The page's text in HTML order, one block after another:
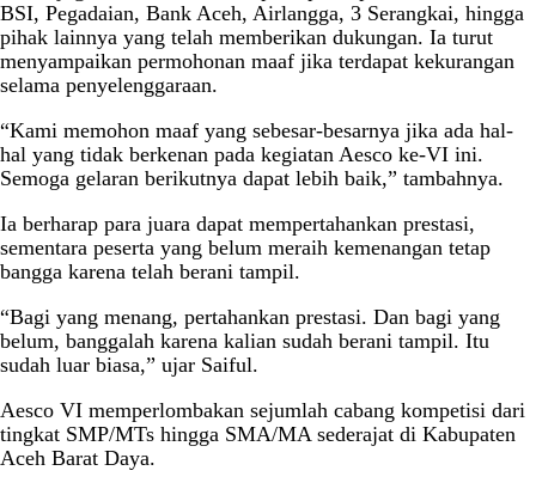
BSI, Pegadaian, Bank Aceh, Airlangga, 3 Serangkai, hingga
pihak lainnya yang telah memberikan dukungan. Ia turut
menyampaikan permohonan maaf jika terdapat kekurangan
selama penyelenggaraan.
“Kami memohon maaf yang sebesar-besarnya jika ada hal-
hal yang tidak berkenan pada kegiatan Aesco ke-VI ini.
Semoga gelaran berikutnya dapat lebih baik,” tambahnya.
Ia berharap para juara dapat mempertahankan prestasi,
sementara peserta yang belum meraih kemenangan tetap
bangga karena telah berani tampil.
“Bagi yang menang, pertahankan prestasi. Dan bagi yang
belum, banggalah karena kalian sudah berani tampil. Itu
sudah luar biasa,” ujar Saiful.
Aesco VI memperlombakan sejumlah cabang kompetisi dari
tingkat SMP/MTs hingga SMA/MA sederajat di Kabupaten
Aceh Barat Daya.